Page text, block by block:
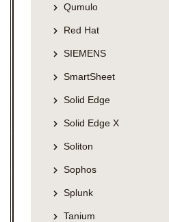
Qumulo
Red Hat
SIEMENS
SmartSheet
Solid Edge
Solid Edge X
Soliton
Sophos
Splunk
Tanium